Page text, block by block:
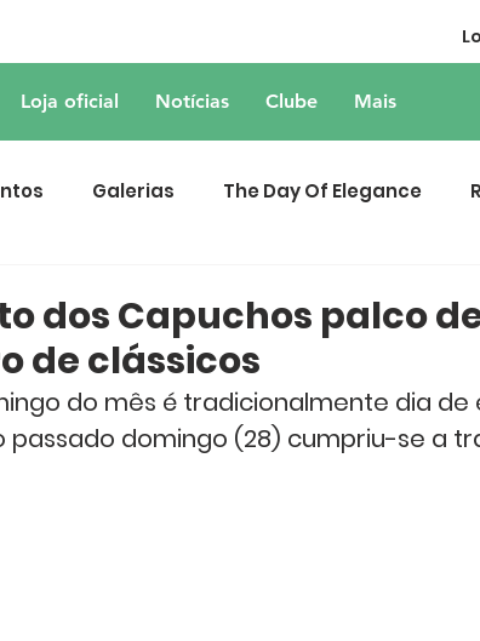
Loja oficial Notícias Clube Mais
Galerias The Day Of Elegance
dos Capuchos palco
de clássicos
do mês é tradicionalmente dia de
passado domingo (28) cumpriu-se a